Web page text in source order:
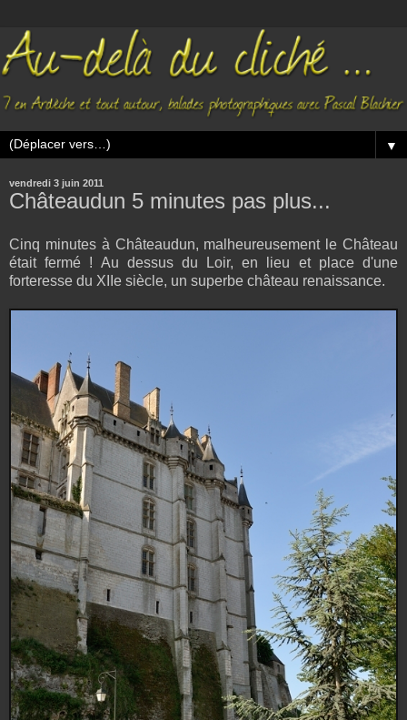
▼
vendredi 3 juin 2011
Châteaudun 5 minutes pas plus...
Cinq minutes à Châteaudun, malheureusement le Château
était fermé ! Au dessus du Loir, en lieu et place d'une
forteresse du XIIe siècle, un superbe château renaissance.